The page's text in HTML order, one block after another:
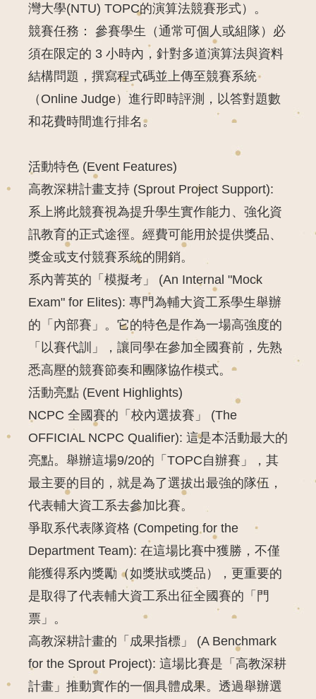
灣大學(NTU) TOPC的演算法競賽形式）。
競賽任務：
參賽學生（通常可個人或組隊）必
須在限定的 3 小時內，針對多道演算法與資料
結構問題，撰寫程式碼並上傳至競賽系統
（Online Judge）進行即時評測，以答對題數
和花費時間進行排名。
活動特色 (Event Features)
高教深耕計畫支持 (Sprout Project Support):
系上將此競賽視為提升學生實作能力、強化資
訊教育的正式途徑。經費可能用於提供獎品、
獎金或支付競賽系統的開銷。
系內菁英的「模擬考」 (An Internal "Mock
Exam" for Elites): 專門為輔大資工系學生舉辦
的「內部賽」。它的特色是作為一場高強度的
「以賽代訓」，讓同學在參加全國賽前，先熟
悉高壓的競賽節奏和團隊協作模式。
活動亮點 (Event Highlights)
NCPC 全國賽的「校內選拔賽」 (The
OFFICIAL NCPC Qualifier): 這是本活動最大的
亮點。舉辦這場9/20的「TOPC自辦賽」，其
最主要的目的 ，就是為了選拔出最強的隊伍 ，
代表輔大資工系去參加比賽。
爭取系代表隊資格 (Competing for the
Department Team): 在這場比賽中獲勝，不僅
能獲得系內獎勵（如獎狀或獎品），更重要的
是取得了代表輔大資工系出征全國賽的「門
票」。
高教深耕計畫的「成果指標」 (A Benchmark
for the Sprout Project): 這場比賽是「高教深耕
計畫」推動實作的一個具體成果。透過舉辦選